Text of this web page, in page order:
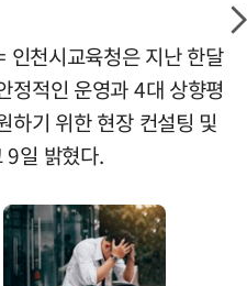
인천시교육청은 지난 한달
정적인 운영과 4대 상향평
하기 위한 현장 컨설팅 및
9일 밝혔다.